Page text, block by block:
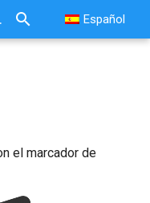
Español
el marcador de